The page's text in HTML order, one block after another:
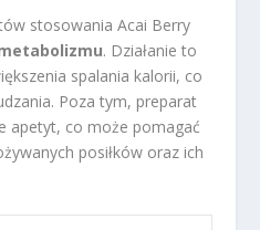
stosowania Acai Berry
. Działanie to
spalania kalorii, co
Poza tym, preparat
apetyt, co może pomagać
posiłków oraz ich